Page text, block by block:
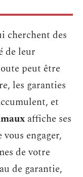
cherchent des
de leur
peut être
les garanties
et
affiche ses
engager,
de votre
de garantie,